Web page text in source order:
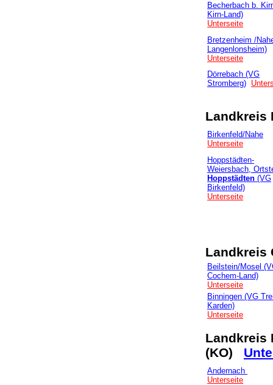
Becherbach b.
Kirn-Land)
Unterseite
Bretzenheim /
Langenlonsheim)
Unterseite
Dörrebach (VG
Stromberg)
Landkreis
Birkenfeld/Nahe
Unterseite
Hoppstädten-
Weiersbach,
Hoppstädten (VG
Birkenfeld)
Unterseite
Landkreis
Beilstein/Mosel
Cochem-Land)
Unterseite
Binningen (VG
Karden)
Unterseite
Landkreis
(KO)
Andernach
Unterseite